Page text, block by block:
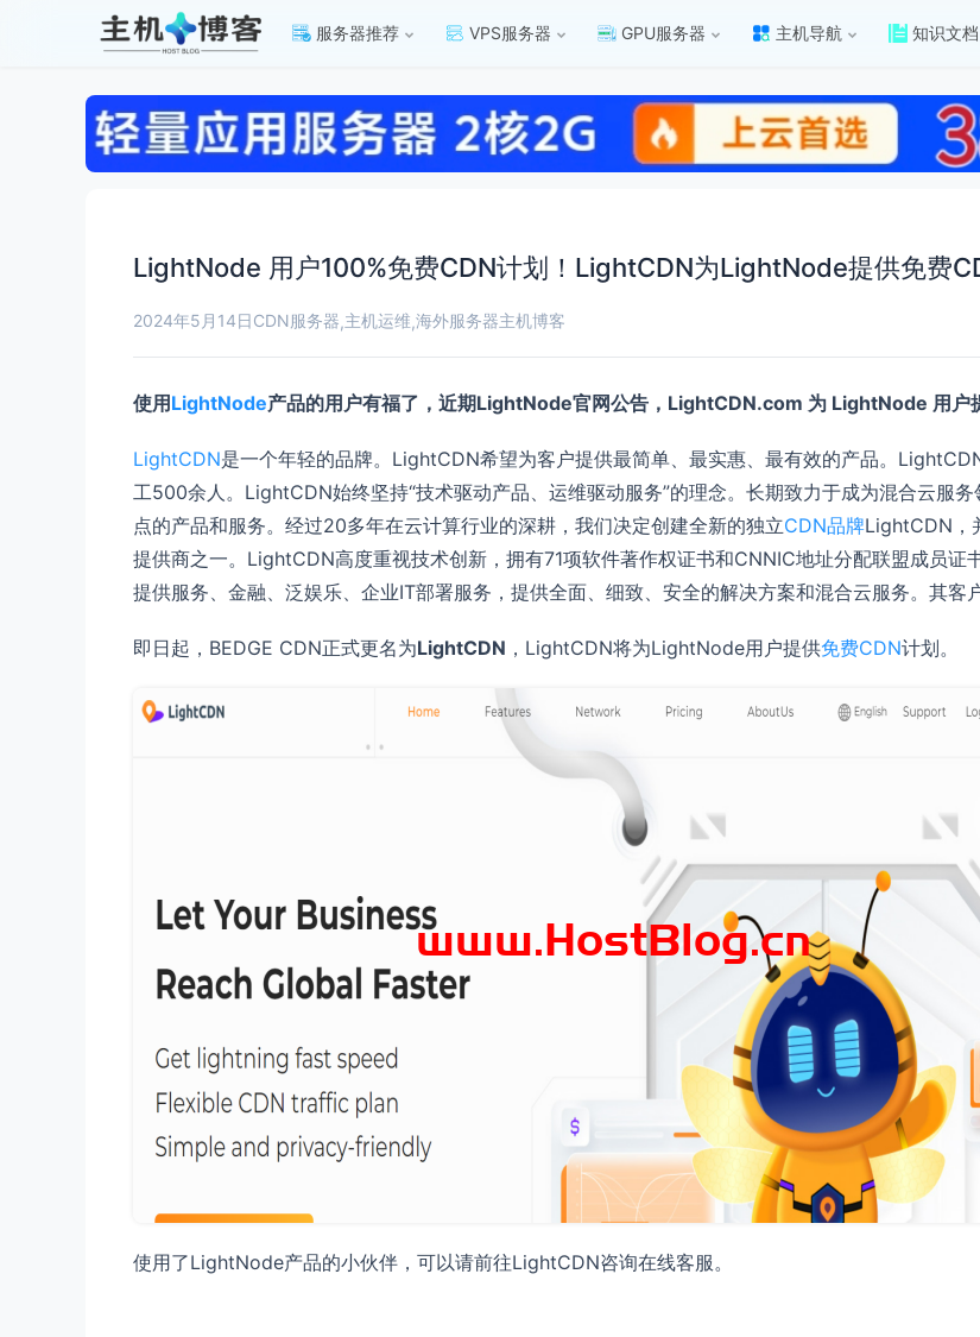
服务器推荐 VPS服务器 GPU服务器 主机导航 知识文档
LightNode 用户100%免费CDN计划！LightCDN为LightNode提供免费
2024年5月14日CDN服务器,主机运维,海外服务器主机博客
使用 LightNode产品的用户有福了，近期LightNode官网公告，LightCDN.com 为 LightNode 用户
LightCDN是一个年轻的品牌。LightCDN希望为客户提供最简单、最实惠、最有效的产品。
工500余人。LightCDN始终坚持“技术驱动产品、运维驱动服务”的理念。长期致力于成为混合云服
点的产品和服务。经过20多年在云计算行业的深耕，我们决定创建全新的独立CDN品牌LightCDN，
提供商之一。LightCDN高度重视技术创新，拥有71项软件著作权证书和CNNIC地址分配联盟成员
提供服务、金融、泛娱乐、企业IT部署服务，提供全面、细致、安全的解决方案和混合云服务。其客
即日起，BEDGE CDN正式更名为LightCDN ，LightCDN将为LightNode用户提供免费CDN计划。
使用了LightNode产品的小伙伴，可以请前往LightCDN咨询在线客服。